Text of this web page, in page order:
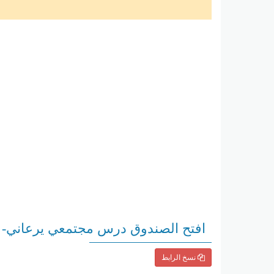
افتح الصندوق درس مجتمعي يرعاني-
نسخ الرابط